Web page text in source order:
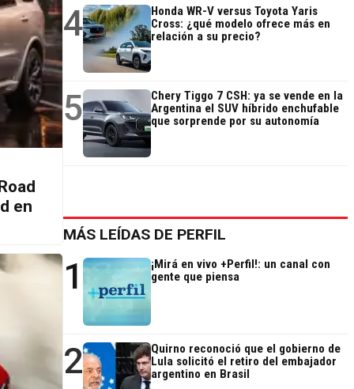
en
4
Honda WR-V versus Toyota Yaris
Cross: ¿qué modelo ofrece más en
relación a su precio?
5
Chery Tiggo 7 CSH: ya se vende en la
Argentina el SUV híbrido enchufable
que sorprende por su autonomía
MÁS LEÍDAS DE PERFIL
1
¡Mirá en vivo +Perfil!: un canal con
gente que piensa
2
Quirno reconoció que el gobierno de
Lula solicitó el retiro del embajador
argentino en Brasil